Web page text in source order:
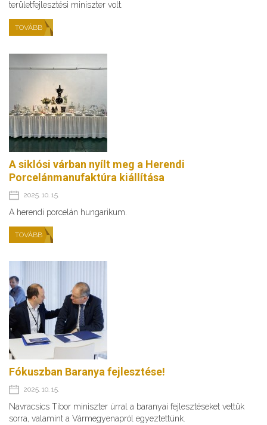
területfejlesztési miniszter volt.
TOVÁBB
A siklósi várban nyílt meg a Herendi
Porcelánmanufaktúra kiállítása
2025. 10. 15.
A herendi porcelán hungarikum.
TOVÁBB
Fókuszban Baranya fejlesztése!
2025. 10. 15.
Navracsics Tibor miniszter úrral a baranyai fejlesztéseket vettük
sorra, valamint a Vármegyenapról egyeztettünk.